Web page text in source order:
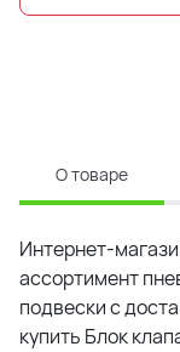
О товаре
Интернет-
ассортимент
подвески с
купить Блок